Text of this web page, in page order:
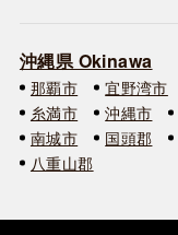
沖縄県 Okinawa
那覇市 宜野湾市
糸満市
沖縄市
南城市
国頭郡
八重山郡